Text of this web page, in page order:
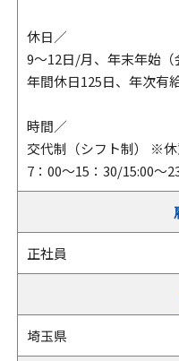
休日／
9～12日/月、年末年始（
年間休日125日、年次有
時間／
交代制（シフト制） ※
7：00～15：30/15:00～
正社員
埼玉県